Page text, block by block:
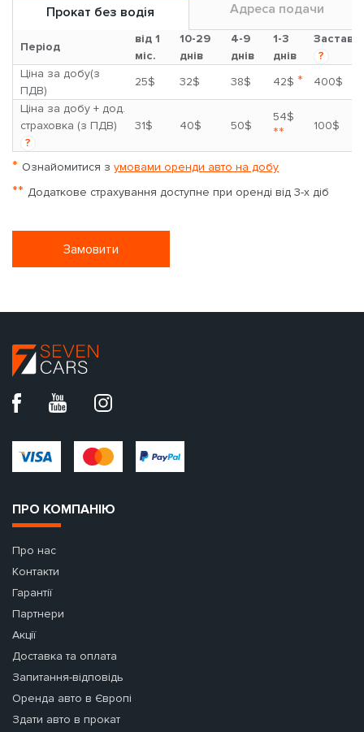
Прокат без водія Адреса подачи
Період
від 1
міс.
10-29
днів
4-9
днів
1-3
днів
Застава
?
Ціна за добу(з
ПДВ)
25$ 32$ 38$ 42$ *
400$
Ціна за добу + дод.
страховка (з ПДВ)
?
31$ 40$ 50$
54$
** 100$
* Ознайомитися з умовами оренди авто на добу
** Додаткове страхування доступне при оренді від 3-х діб
Замовити
ПРО КОМПАНІЮ
Про нас
Контакти
Гарантії
Партнери
Акції
Доставка та оплата
Запитання-відповідь
Оренда авто в Європі
Здати авто в прокат